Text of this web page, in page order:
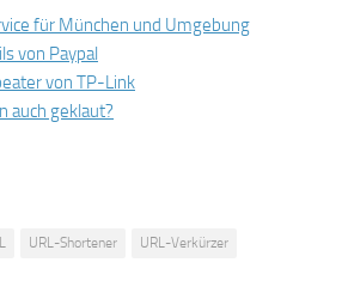
für München und Umgebung
von Paypal
von TP-Link
auch geklaut?
URL-Shortener URL-Verkürzer